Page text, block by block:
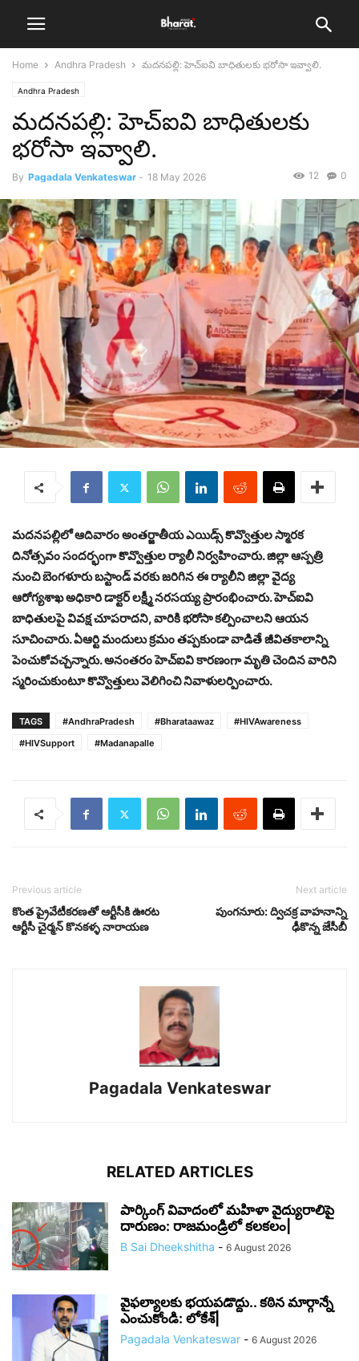
Home Andhra Pradesh మదనపల్లి: హెచ్ఐవి బాధితులకు భరోసా ఇవ్వాలి.
Andhra Pradesh
మదనపల్లి: హెచ్ఐవి బాధితులకు
భరోసా ఇవ్వాలి.
By Pagadala Venkateswar - 18 May 2026 0
12
మదనపల్లిలో ఆదివారం అంతర్జాతీయ ఎయిడ్స్ కొవ్వొత్తుల స్మారక
దినోత్సవం సందర్భంగా కొవ్వొత్తుల ర్యాలీ నిర్వహించారు. జిల్లా ఆస్పత్రి
నుంచి బెంగళూరు బస్టాండ్ వరకు జరిగిన ఈ ర్యాలీని జిల్లా వైద్య
ఆరోగ్యశాఖ అధికారి డాక్టర్ లక్ష్మీ నరసయ్య ప్రారంభించారు. హెచ్ఐవి
బాధితులపై వివక్ష చూపరాదని, వారికి భరోసా కల్పించాలని ఆయన
సూచించారు. ఏఆర్టి మందులు క్రమం తప్పకుండా వాడితే జీవితకాలాన్ని
పెంచుకోవచ్చన్నారు. అనంతరం హెచ్ఐవి కారణంగా మృతి చెందిన వారిని
స్మరించుకుంటూ కొవ్వొత్తులు వెలిగించి నివాళులర్పించారు.
TAGS #AndhraPradesh #Bharataawaz
#HIVAwareness
#HIVSupport
#Madanapalle
Previous article
కొంత ప్రైవేటీకరణతో ఆర్టీసీకి ఊరట
ఆర్టీసీ చైర్మన్ కొనకళ్ళ నారాయణ
Next article
పుంగనూరు: ద్విచక్ర వాహనాన్ని
ఢీకొన్న జేసీబీ
Pagadala Venkateswar
RELATED ARTICLES
పార్కింగ్ వివాదంలో మహిళా వైద్యురాలిపై
దారుణం: రాజమండ్రిలో కలకలం|
B Sai Dheekshitha - 6 August 2026
వైఫల్యాలకు భయపడొద్దు.. కఠిన మార్గాన్నే
ఎంచుకోండి: లోకేశ్|
Pagadala Venkateswar - 6 August 2026